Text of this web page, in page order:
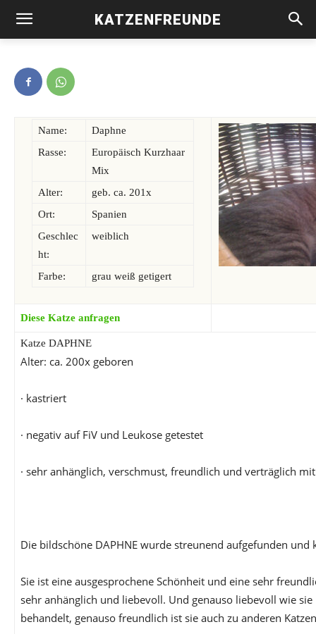
KATZENFREUNDE
Daphne -vermittelt-
Name:
Daphne
Rasse:
Europäisch Kurzhaar
Mix
Alter:
geb. ca. 201x
Ort:
Spanien
Geschlec
ht:
weiblich
Farbe: grau weiß getigert
Diese Katze anfragen
Katze DAPHNE
Alter: ca. 200x geboren
· kastriert
· negativ auf FiV und Leukose getestet
· sehr anhänglich, verschmust, freundlich und verträglich
Die bildschöne DAPHNE wurde streunend aufgefunden und
Sie ist eine ausgesprochene Schönheit und eine sehr
sehr anhänglich und liebevoll. Und genauso liebevoll wie sie
behandelt, genauso freundlich ist sie auch zu anderen